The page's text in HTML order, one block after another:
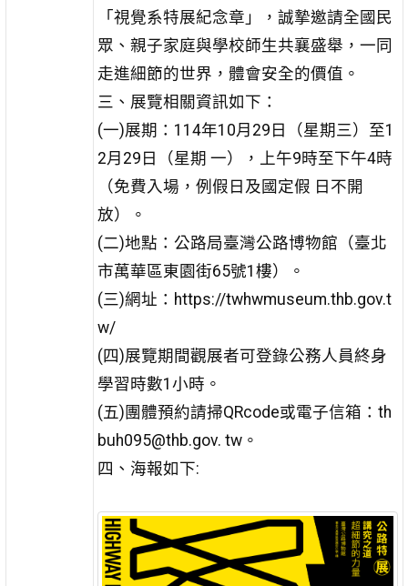
「視覺系特展紀念章」，誠摯邀請全國民
眾、親子家庭與學校師生共襄盛舉，一同
走進細節的世界，體會安全的價值。
三、展覽相關資訊如下：
(一)展期：114年10月29日（星期三）至1
2月29日（星期 一），上午9時至下午4時
（免費入場，例假日及國定假 日不開
放）。
(二)地點：公路局臺灣公路博物館（臺北
市萬華區東園街65號1樓）。
(三)網址：https://twhwmuseum.thb.gov.t
w/
(四)展覽期間觀展者可登錄公務人員終身
學習時數1小時。
(五)團體預約請掃QRcode或電子信箱：th
buh095@thb.gov. tw。
四、海報如下: